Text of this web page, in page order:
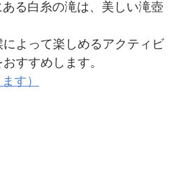
る白糸の滝は、美しい滝壺
よって楽しめるアクティビ
すすめします。
す）